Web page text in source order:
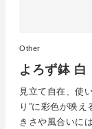
よろず鉢 白
Other
見立て自在、使
り”に彩色が映
きさや風合いに